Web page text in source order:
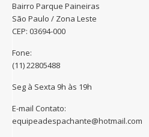
Bairro Parque Paineiras
São Paulo / Zona Leste
CEP: 03694-000
Fone:
(11) 22805488
Seg à Sexta 9h às 19h
E-mail Contato:
equipeadespachante@hotmail.com